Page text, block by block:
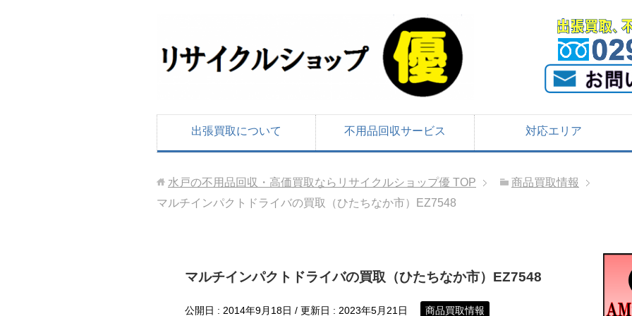
出張買取について 不用品回収サービス 対応エリア
水戸の不用品回収・高価買取ならリサイクルショップ優 TOP
商品買取情報
マルチインパクトドライバの買取（ひたちなか市）EZ7548
マルチインパクトドライバの買取（ひたちなか市）EZ7548
公開日 : 2014年9月18日 / 更新日 : 2023年5月21日 商品買取情報